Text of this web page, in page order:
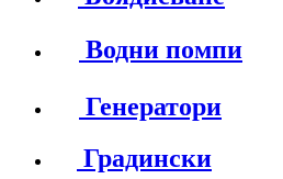
Водни помпи
Генератори
Градински